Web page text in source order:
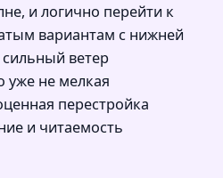
и логично перейти к
вариантам с нижней
ветер
уже не мелкая
перестройка
и читаемость